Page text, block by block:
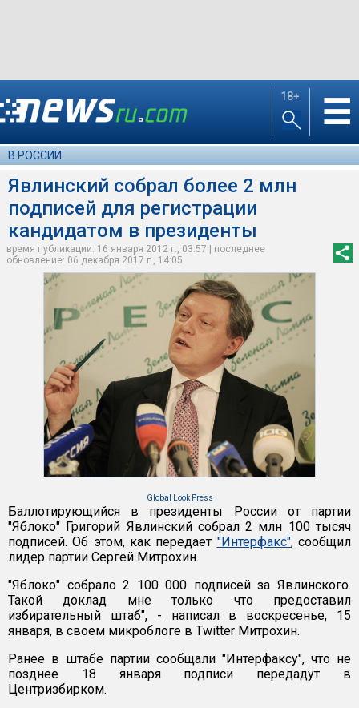
18+ ☰
В РОССИИ
Явлинский собрал более 2 млн
подписей для регистрации
кандидатом в президенты
время публикации: 16 января 2012 г., 03:57 | последнее
обновление: 06 декабря 2017 г., 14:05
Global Look Press
Баллотирующийся в президенты России от партии
"Яблоко" Григорий Явлинский собрал 2 млн 100 тысяч
подписей. Об этом, как передает "Интерфакс", сообщил
лидер партии Сергей Митрохин.
"Яблоко" собрало 2 100 000 подписей за Явлинского.
Такой доклад мне только что предоставил
избирательный штаб", - написал в воскресенье, 15
января, в своем микроблоге в Twitter Митрохин.
Ранее в штабе партии сообщали "Интерфаксу", что не
позднее 18 января подписи передадут в
Центризбирком.